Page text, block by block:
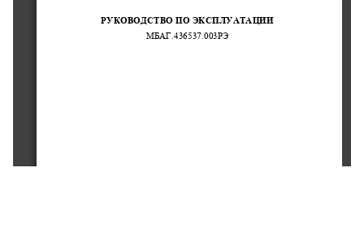
РУКОВОДСТВО ПО ЭКСПЛУАТАЦИИ
МБАГ.436537.003РЭ